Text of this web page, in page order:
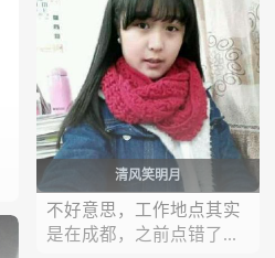
清风笑明月
不好意思，工作地点其实
是在成都，之前点错了...